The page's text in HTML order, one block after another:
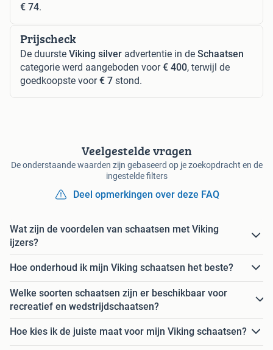
€ 74.
Prijscheck
De duurste Viking silver advertentie in de Schaatsen
categorie werd aangeboden voor€ 400, terwijl de
goedkoopste voor€ 7 stond.
Veelgestelde vragen
De onderstaande waarden zijn gebaseerd op je zoekopdracht en de
ingestelde filters
Deel opmerkingen over deze FAQ
Wat zijn de voordelen van schaatsen met Viking
ijzers?
Hoe onderhoud ik mijn Viking schaatsen het beste?
Welke soorten schaatsen zijn er beschikbaar voor
recreatief en wedstrijdschaatsen?
Hoe kies ik de juiste maat voor mijn Viking schaatsen?